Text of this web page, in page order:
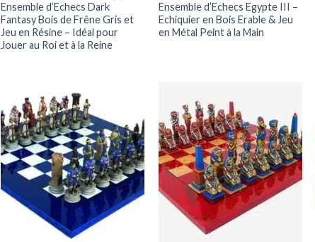
Ensemble d’Echecs Dark
Fantasy Bois de Frêne Gris et
Jeu en Résine – Idéal pour
Jouer au Roi et à la Reine
Ensemble d’Echecs Egypte III –
Echiquier en Bois Erable & Jeu
en Métal Peint à la Main